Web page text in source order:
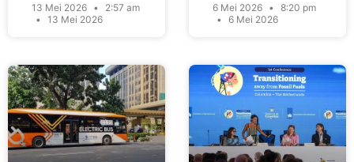
13 Mei 2026
2:57 am
13 Mei 2026
6 Mei 2026
8:20 pm
6 Mei 2026